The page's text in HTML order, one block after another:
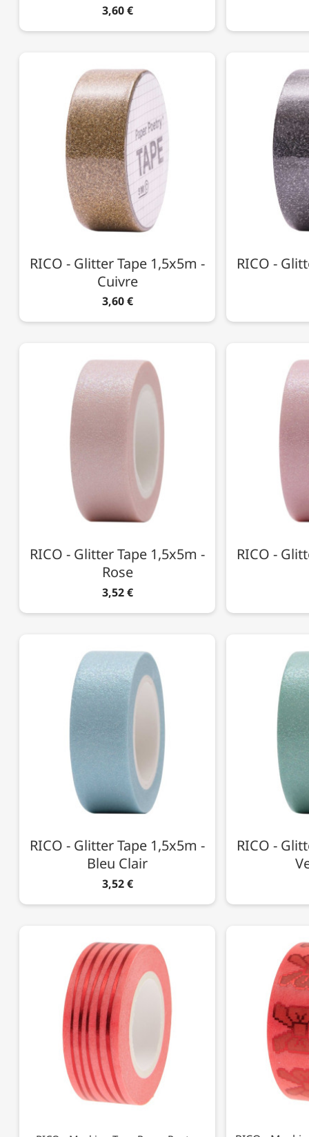
3,60 €
RICO - Glitter Tape 1,5x5m -
Cuivre
3,60 €
RICO -
RICO - Glitter Tape 1,5x5m -
Rose
3,52 €
RICO -
RICO - Glitter Tape 1,5x5m -
Bleu Clair
3,52 €
RICO -